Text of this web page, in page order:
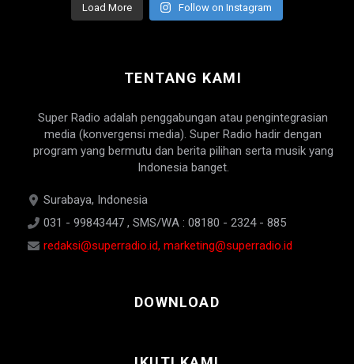
Load More Follow on Instagram
TENTANG KAMI
Super Radio adalah penggabungan atau pengintegrasian
media (konvergensi media). Super Radio hadir dengan
program yang bermutu dan berita pilihan serta musik yang
Indonesia banget.
Surabaya, Indonesia
031 - 99843447 , SMS/WA : 08180 - 2324 - 885
redaksi@superradio.id, marketing@superradio.id
DOWNLOAD